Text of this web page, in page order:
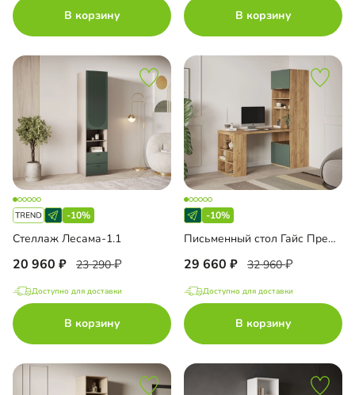
В корзину В корзину
-10%
Стеллаж Лесама-1.1
20 960 23 290
Доступно для доставки
В корзину
-10%
Письменный стол Гайс Премиум
29 660 32 960
Доступно для доставки
В корзину